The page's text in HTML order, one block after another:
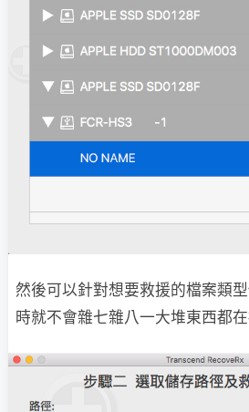
然後可以針對想要救援的檔案類
時就不會雜七雜八一大堆東西都在